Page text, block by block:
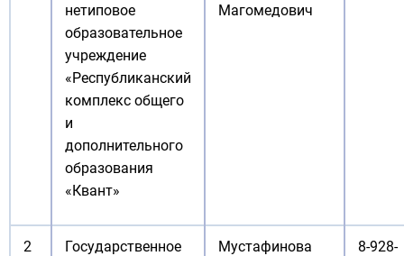
нетиповое
образовательное
учреждение
«Республиканский
комплекс общего
и
дополнительного
образования
«Квант»
Магомедович
2
Государственное
Мустафинова
8-928-